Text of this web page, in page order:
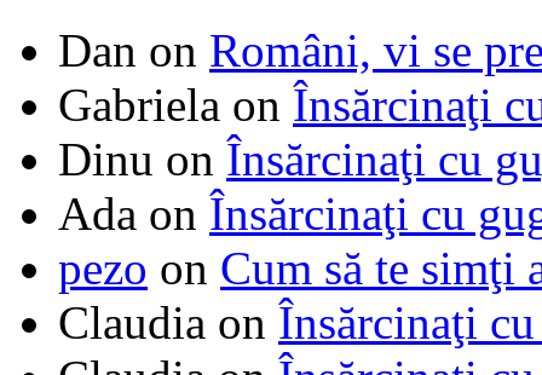
Dan on Români, vi se
Gabriela on Însărcinaţi
Dinu on Însărcinaţi cu
Ada on Însărcinaţi cu
pezo on Cum să te simţi
Claudia on Însărcinaţi